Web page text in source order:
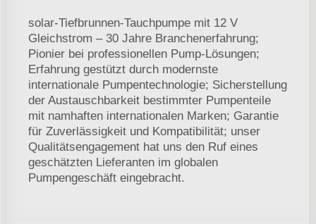
solar-Tiefbrunnen-Tauchpumpe mit 12 V
Gleichstrom – 30 Jahre Branchenerfahrung;
Pionier bei professionellen Pump-Lösungen;
Erfahrung gestützt durch modernste
internationale Pumpentechnologie; Sicherstellung
der Austauschbarkeit bestimmter Pumpenteile
mit namhaften internationalen Marken; Garantie
für Zuverlässigkeit und Kompatibilität; unser
Qualitätsengagement hat uns den Ruf eines
geschätzten Lieferanten im globalen
Pumpengeschäft eingebracht.